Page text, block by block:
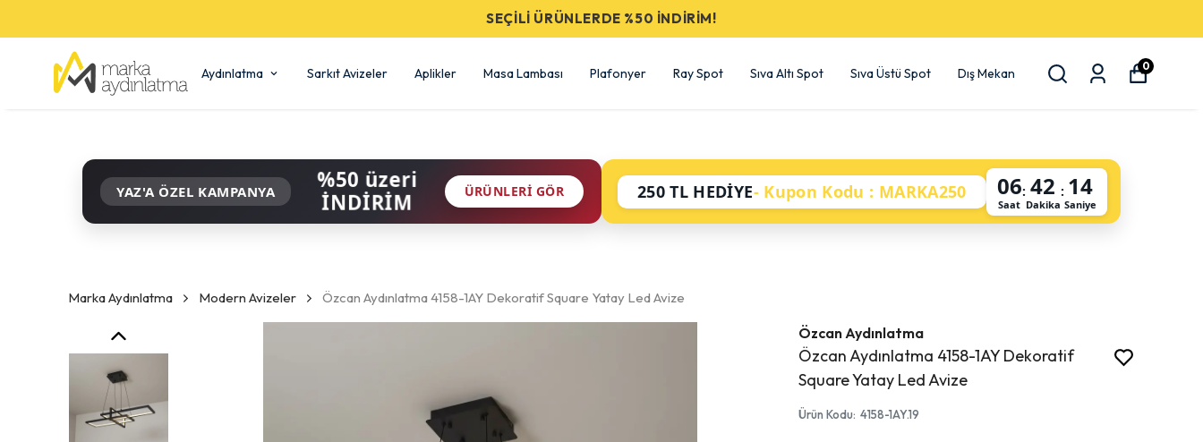
SEÇİLİ ÜRÜNLERDE %50 İNDİRİM!
Aydınlatma Sarkıt Avizeler Aplikler Masa Lambası Plafonyer Ray Spot Sıva Altı Spot Sıva Üstü Spot Dış Mekan 0
YAZ'A ÖZEL KAMPANYA %50 üzeri
İNDİRİM ÜRÜNLERI GÖR 250 TL HEDİYE- Kupon Kodu : MARKA250 06
Saat
: 42
Dakika
: 14
Saniye
Marka Aydınlatma Modern Avizeler Özcan Aydınlatma 4158-1AY Dekoratif Square Yatay Led Avize
Özcan Aydınlatma
Özcan Aydınlatma 4158-1AY Dekoratif
Square Yatay Led Avize
Ürün Kodu: 4158-1AY.19